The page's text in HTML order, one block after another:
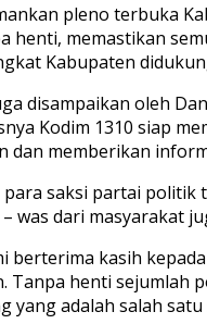
pleno terbuka
henti, memastikan
Kabupaten
disampaikan oleh
Kodim 1310 siap
dan memberikan
saksi partai
was dari masyarakat
berterima kasih
Tanpa henti sejumlah
yang adalah salah satu